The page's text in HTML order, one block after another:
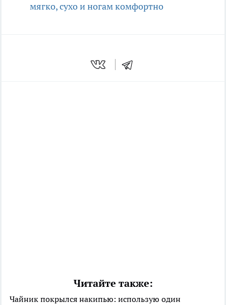
мягко, сухо и ногам комфортно
Читайте также:
Чайник покрылся накипью: использую один